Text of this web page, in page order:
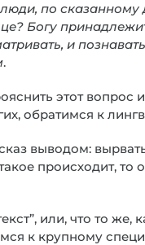
по
Богу
и
.
этот вопрос
обратимся к
выводом:
происходит, то
или, что то
к крупному